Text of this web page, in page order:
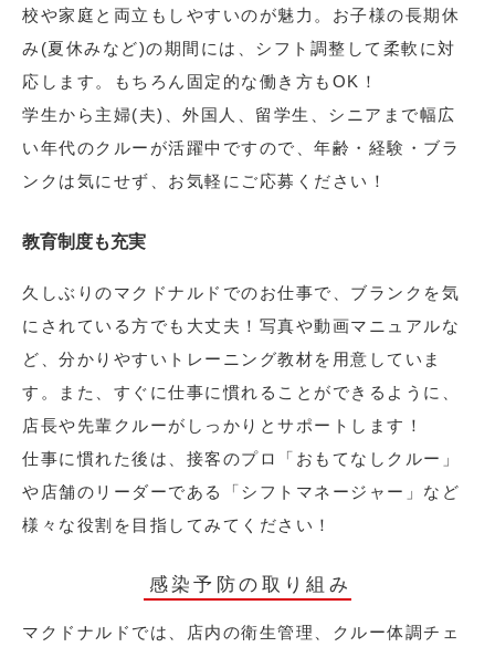
校や家庭と両立もしやすいのが魅力。お子様の長期休
み(夏休みなど)の期間には、シフト調整して柔軟に対
応します。もちろん固定的な働き方もOK！
学生から主婦(夫)、外国人、留学生、シニアまで幅広
い年代のクルーが活躍中ですので、年齢・経験・ブラ
ンクは気にせず、お気軽にご応募ください！
教育制度も充実
久しぶりのマクドナルドでのお仕事で、ブランクを気
にされている方でも大丈夫！写真や動画マニュアルな
ど、分かりやすいトレーニング教材を用意していま
す。また、すぐに仕事に慣れることができるように、
店長や先輩クルーがしっかりとサポートします！
仕事に慣れた後は、接客のプロ「おもてなしクルー」
や店舗のリーダーである「シフトマネージャー」など
様々な役割を目指してみてください！
感染予防の取り組み
マクドナルドでは、店内の衛生管理、クルー体調チェ